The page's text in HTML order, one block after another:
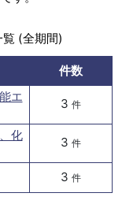
(全期間)
件数
エ
3 件
化
3 件
3 件